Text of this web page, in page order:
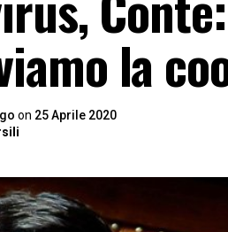
la
on 25 Aprile 2020